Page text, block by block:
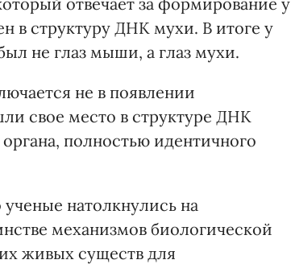
в структуру ДНК мухи. В итоге у
не глаз мыши, а глаз мухи.
не в появлении
свое место в структуре ДНК
полностью идентичного
натолкнулись на
механизмов биологической
живых существ для